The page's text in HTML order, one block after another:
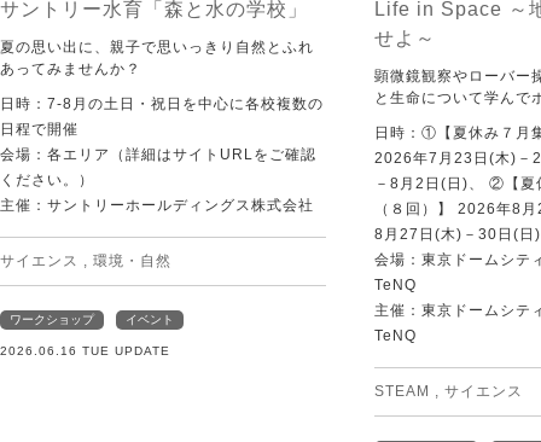
サントリー水育「森と水の学校」
夏の思い出に、親子で思いっきり自然とふれ
あってみませんか？
日時：7-8月の土日・祝日を中心に各校複数の
日程で開催
会場：各エリア（詳細はサイトURLをご確認
ください。）
主催：サントリーホールディングス株式会社
サイエンス , 環境・自然
ワークショップ イベント
2026.06.16 TUE UPDATE
Life in Space ～
せよ～
顕微鏡観察やローバー
と生命について学んで
日時：①【夏休み７月
2026年7月23日(木)－
－8月2日(日)、 ②【夏
（８回）】 2026年8
8月27日(木)－30日(日)
会場：東京ドームシ
TeNQ
主催：東京ドームシ
TeNQ
STEAM , サイエンス